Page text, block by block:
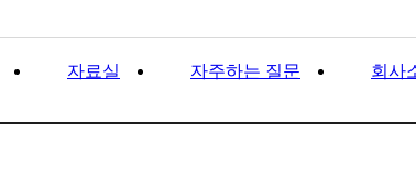
자료실 자주하는 질문 회사